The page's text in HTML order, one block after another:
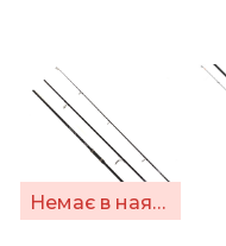
Немає в наявності